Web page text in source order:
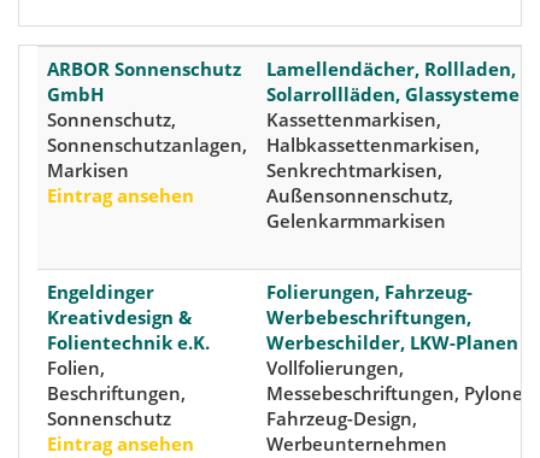
ARBOR Sonnenschutz
GmbH
Sonnenschutz,
Sonnenschutzanlagen,
Markisen
Eintrag ansehen
Lamellendächer, Rollladen,
Solarrollläden, Glassysteme
Kassettenmarkisen,
Halbkassettenmarkisen,
Senkrechtmarkisen,
Außensonnenschutz,
Gelenkarmmarkisen
Engeldinger
Kreativdesign &
Folientechnik e.K.
Folien,
Beschriftungen,
Sonnenschutz
Eintrag ansehen
Folierungen, Fahrzeug-
Werbebeschriftungen,
Werbeschilder, LKW-Planen
Vollfolierungen,
Messebeschriftungen, Pylone,
Fahrzeug-Design,
Werbeunternehmen